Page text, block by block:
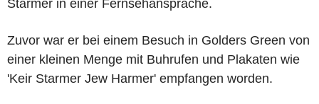
Starmer in einer Fernsehansprache.
Zuvor war er bei einem Besuch in Golders Green von
einer kleinen Menge mit Buhrufen und Plakaten wie
'Keir Starmer Jew Harmer' empfangen worden.